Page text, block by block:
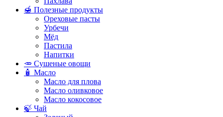
🍯 Полезные продукты
Ореховые пасты
Урбечи
Мёд
Пастила
Напитки
🥕 Сушеные овощи
🧴 Масло
Масло для плова
Масло оливковое
Масло кокосовое
🍃 Чай